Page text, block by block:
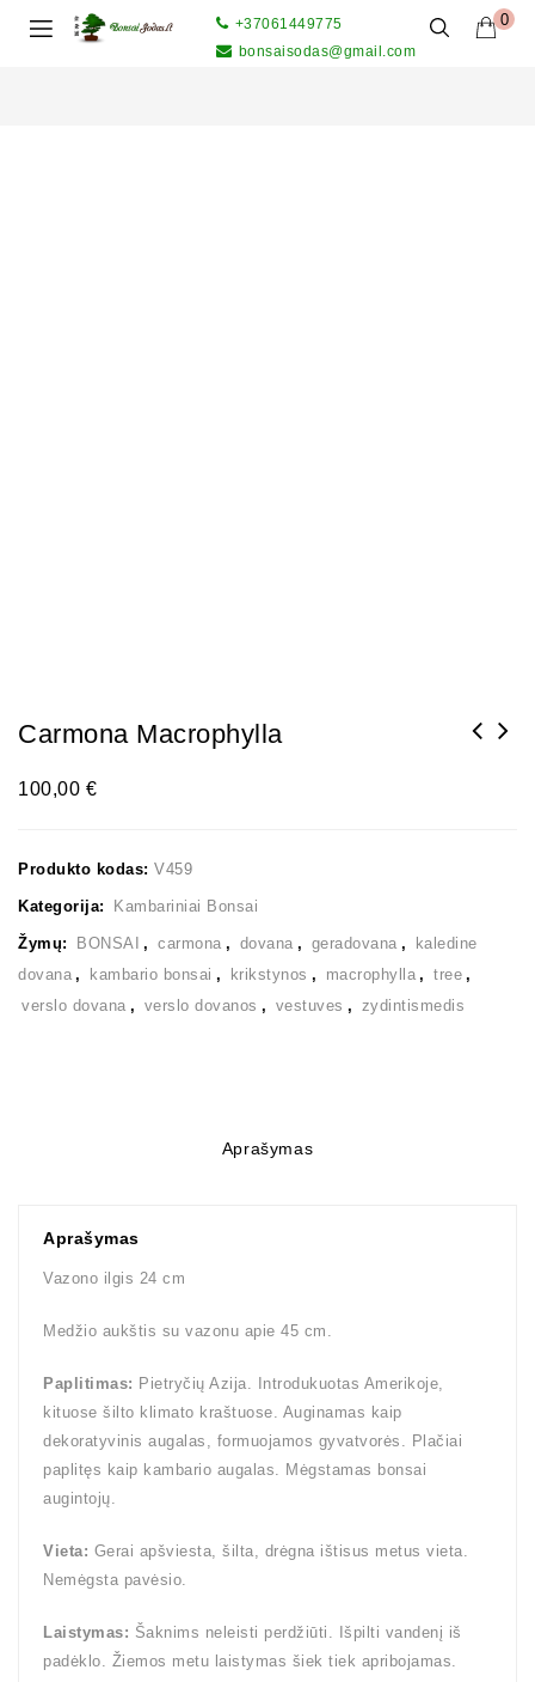
0
+37061449775
bonsaisodas@gmail.com
Carmona Macrophylla
100,00€
Produkto kodas: V459
Kategorija: Kambariniai Bonsai
Žymų: BONSAI , carmona , dovana , geradovana ,
kaledine
dovana , kambario bonsai , krikstynos , macrophylla , tree ,
verslo dovana , verslo dovanos , vestuves , zydintismedis
Aprašymas
Aprašymas
Vazono ilgis 24 cm
Medžio aukštis su vazonu apie 45 cm.
Paplitimas: Pietryčių Azija. Introdukuotas Amerikoje,
kituose šilto klimato kraštuose. Auginamas kaip
dekoratyvinis augalas, formuojamos gyvatvorės. Plačiai
paplitęs kaip kambario augalas. Mėgstamas bonsai
augintojų.
Vieta: Gerai apšviesta, šilta, drėgna ištisus metus vieta.
Nemėgsta pavėsio.
Laistymas: Šaknims neleisti perdžiūti. Išpilti vandenį iš
padėklo. Žiemos metu laistymas šiek tiek apribojamas.